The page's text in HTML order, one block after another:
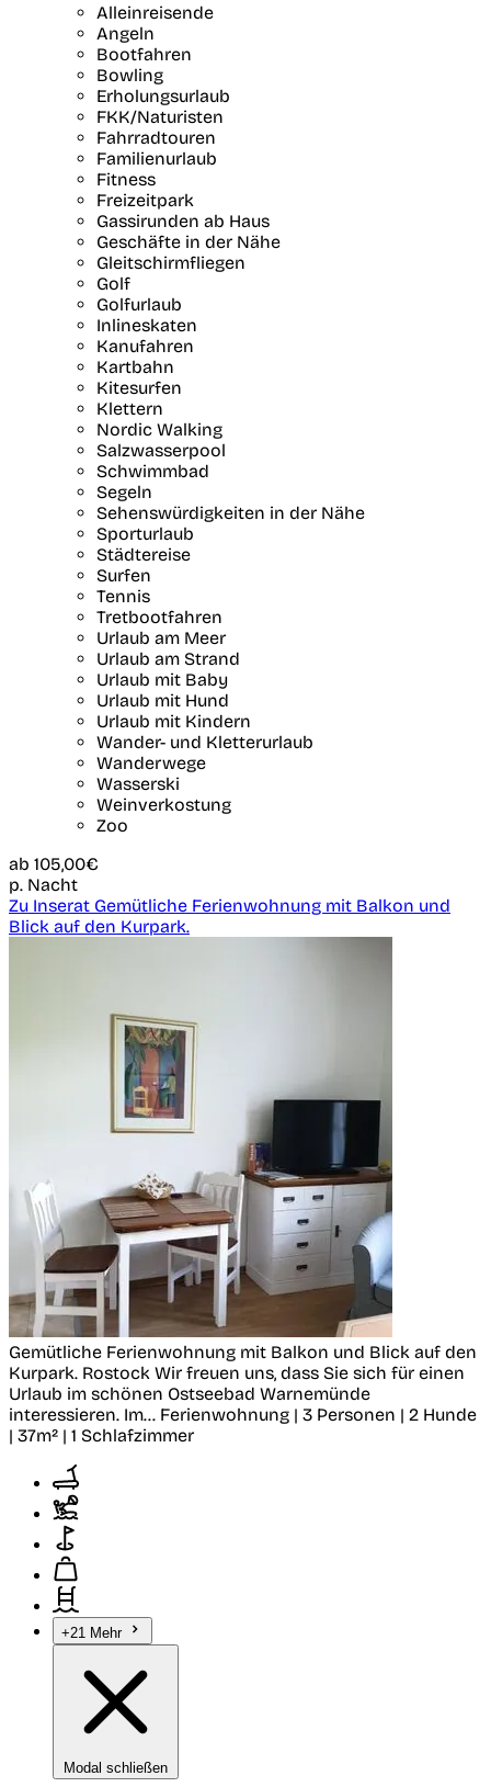
Alleinreisende
Angeln
Bootfahren
Bowling
Erholungsurlaub
FKK/Naturisten
Fahrradtouren
Familienurlaub
Fitness
Freizeitpark
Gassirunden ab Haus
Geschäfte in der Nähe
Gleitschirmfliegen
Golf
Golfurlaub
Inlineskaten
Kanufahren
Kartbahn
Kitesurfen
Klettern
Nordic Walking
Salzwasserpool
Schwimmbad
Segeln
Sehenswürdigkeiten in der Nähe
Sporturlaub
Städtereise
Surfen
Tennis
Tretbootfahren
Urlaub am Meer
Urlaub am Strand
Urlaub mit Baby
Urlaub mit Hund
Urlaub mit Kindern
Wander- und Kletterurlaub
Wanderwege
Wasserski
Weinverkostung
Zoo
ab 105,00€
p. Nacht
Zu Inserat Gemütliche Ferienwohnung mit Balkon und
Blick auf den Kurpark.
Gemütliche Ferienwohnung mit Balkon und Blick auf den
Kurpark. Rostock Wir freuen uns, dass Sie sich für einen
Urlaub im schönen Ostseebad Warnemünde
interessieren. Im... Ferienwohnung | 3 Personen | 2 Hunde
| 37m² | 1 Schlafzimmer
+21 Mehr
Modal schließen